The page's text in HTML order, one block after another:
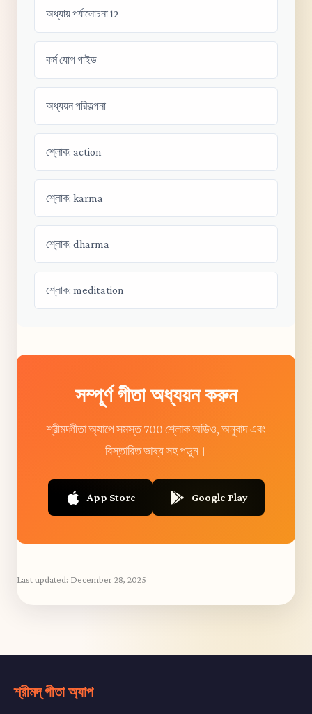
অধ্যায় পর্যালোচনা 12
কর্ম যোগ গাইড
অধ্যয়ন পরিকল্পনা
শ্লোক: action
শ্লোক: karma
শ্লোক: dharma
শ্লোক: meditation
সম্পূর্ণ গীতা অধ্যয়ন করুন
শ্রীমদ্গীতা অ্যাপে সমস্ত 700 শ্লোক অডিও, অনুবাদ এবং
বিস্তারিত ভাষ্য সহ পড়ুন।
App Store Google Play
Last updated: December 28, 2025
শ্রীমদ্ গীতা অ্যাপ